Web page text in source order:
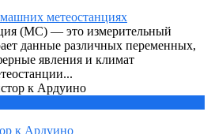
метеостанциях
(МС) — это измерительный
данные различных переменных,
явления и климат
к Ардуино